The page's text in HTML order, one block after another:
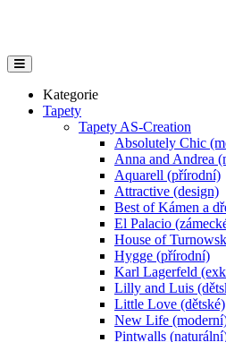
Kategorie
Tapety
Tapety AS-Creation
Absolutely Chic
Anna and Andrea
Aquarell (přírodní)
Attractive (design)
Best of Kámen a
El Palacio
House of
Hygge (přírodní)
Karl Lagerfeld
Lilly and Luis
Little Love (dětské)
New Life
Pintwalls